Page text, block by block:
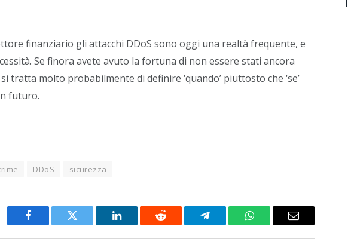
finanziario gli attacchi DDoS sono oggi una realtà frequente, e
Se finora avete avuto la fortuna di non essere stati ancora
tratta molto probabilmente di definire ‘quando’ piuttosto che ‘se’
futuro.
DDoS sicurezza
Facebook Twitter LinkedIn Reddit Telegram WhatsAppEmail